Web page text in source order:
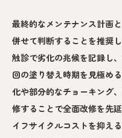
最終的なメンテナンス計画
併せて判断することを推奨
触診で劣化の兆候を記録し
回の塗り替え時期を見極め
化や部分的なチョーキング
修することで全面改修を先
イフサイクルコストを抑え